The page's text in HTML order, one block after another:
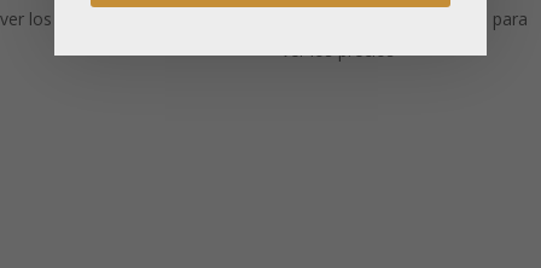
ver los precios
Necesitas estar registrado para